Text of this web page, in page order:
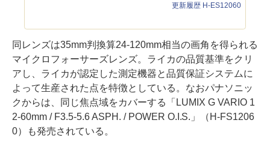
更新履歴 H-ES12060
同レンズは35mm判換算24-120mm相当の画角を得られる
マイクロフォーサーズレンズ。ライカの品質基準をクリ
アし、ライカが認定した測定機器と品質保証システムに
よって生産された点を特徴としている。なおパナソニッ
クからは、同じ焦点域をカバーする「LUMIX G VARIO 1
2-60mm / F3.5-5.6 ASPH. / POWER O.I.S.」（H-FS1206
0）も発売されている。